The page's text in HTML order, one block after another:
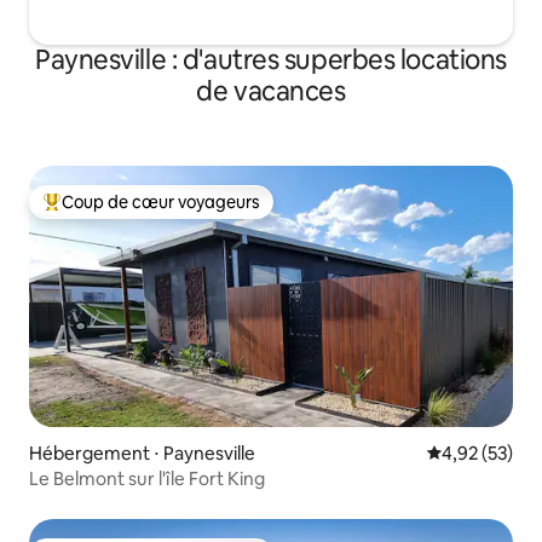
Paynesville : d'autres superbes locations
de vacances
Coups de cœur voyageurs les plus appréciés
Coup de cœur voyageurs
Hébergement ⋅ Paynesville Évaluation
4,92 (53)
Le Belmont sur l'île Fort King